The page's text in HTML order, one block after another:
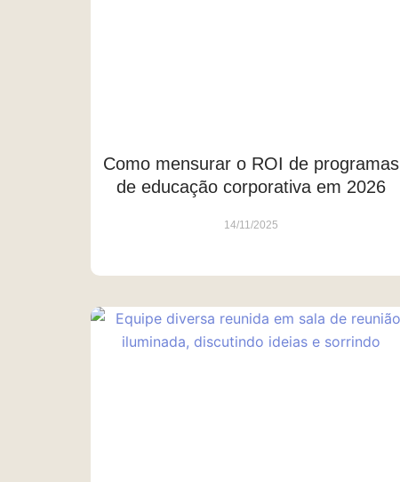
Como mensurar o ROI de programas
de educação corporativa em 2026
14/11/2025